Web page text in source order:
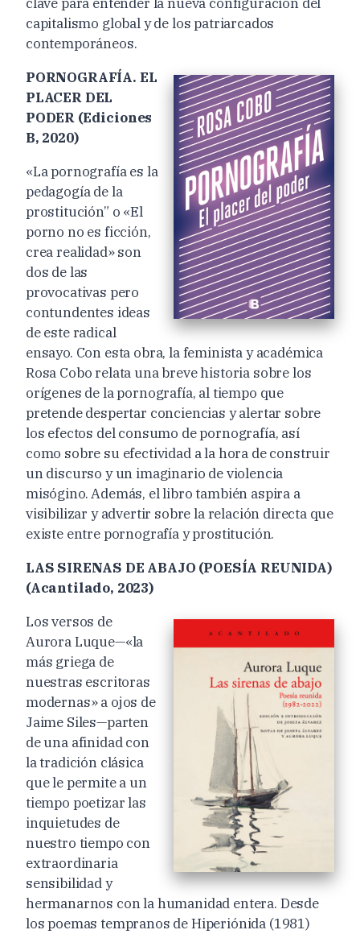
capitalismo global y de los patriarcados
contemporáneos.
PORNOGRAFÍA. EL
PLACER DEL
PODER (Ediciones
B, 2020)
«La pornografía es la
pedagogía de la
prostitución” o «El
porno no es ficción,
crea realidad» son
dos de las
provocativas pero
contundentes ideas
de este radical
ensayo. Con esta obra, la feminista y académica
Rosa Cobo relata una breve historia sobre los
orígenes de la pornografía, al tiempo que
pretende despertar conciencias y alertar sobre
los efectos del consumo de pornografía, así
como sobre su efectividad a la hora de construir
un discurso y un imaginario de violencia
misógino. Además, el libro también aspira a
visibilizar y advertir sobre la relación directa que
existe entre pornografía y prostitución.
LAS SIRENAS DE ABAJO (POESÍA REUNIDA)
(Acantilado, 2023)
Los versos de
Aurora Luque—«la
más griega de
nuestras escritoras
modernas» a ojos de
Jaime Siles—parten
de una afinidad con
la tradición clásica
que le permite a un
tiempo poetizar las
inquietudes de
nuestro tiempo con
extraordinaria
sensibilidad y
hermanarnos con la humanidad entera. Desde
los poemas tempranos de Hiperiónida (1981)